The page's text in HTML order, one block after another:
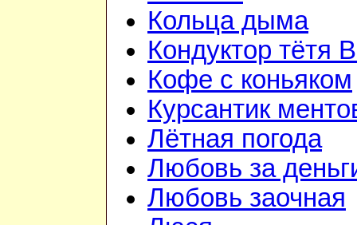
Кольца дыма
Кондуктор тётя
Кофе с коньяком
Курсантик
Лётная погода
Любовь за
Любовь заочная